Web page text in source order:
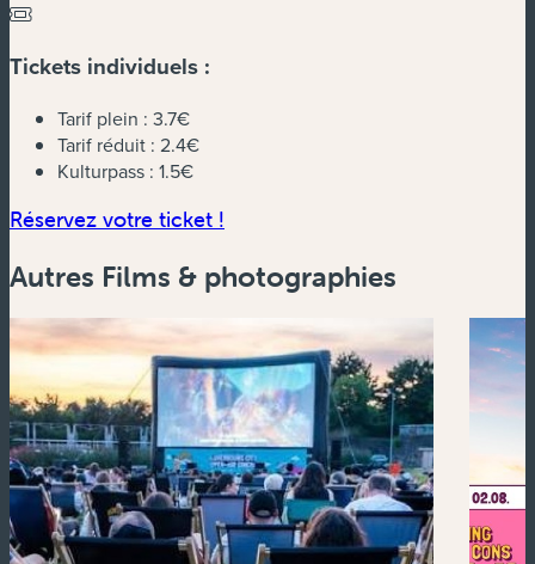
Tickets individuels :
Tarif plein : 3.7€
Tarif réduit : 2.4€
Kulturpass : 1.5€
Réservez votre ticket !
Autres Films & photographies